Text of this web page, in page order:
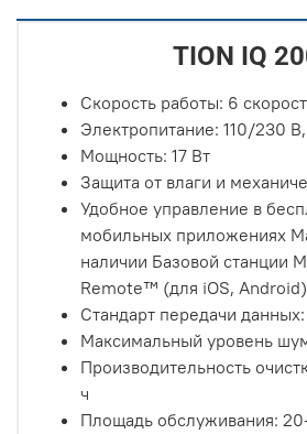
TION IQ
Скорость работы: 6
Электропитание: 110/230
Мощность: 17 Вт
Защита от влаги и
Удобное управление в
мобильных приложениях
наличии Базовой станции
Remote™ (для iOS, Android)
Стандарт передачи
Максимальный уровень
Производительность
ч
Площадь обслуживания: